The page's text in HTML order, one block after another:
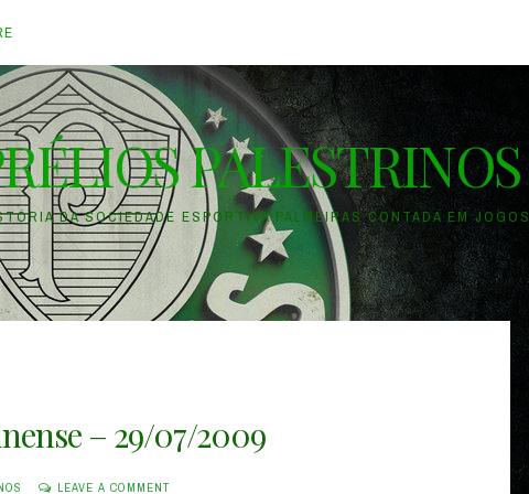
PALESTRINOS
DA SOCIEDADE ESPORTIVA PALMEIRAS CONTADA EM JOGOS
– 29/07/2009
LEAVE A COMMENT